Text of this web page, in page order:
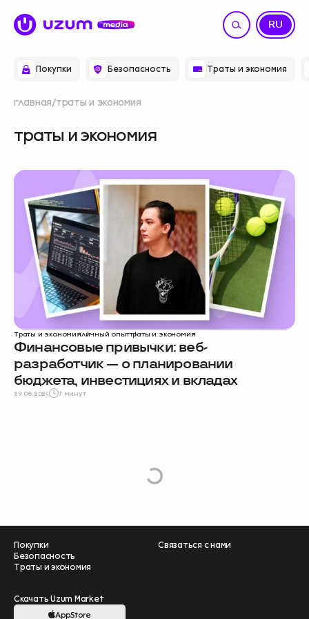
Покупки Безопасность Траты и экономия
RU
UZ
главная траты и экономия
траты и экономия
Траты и экономияличный опыттраты и экономия
Финансовые привычки: веб-
разработчик — о планировании
бюджета, инвестициях и вкладах
29.08.2024 7 минут
L
o
a
d
M
o
r
e
Покупки
Безопасность
Траты и экономия
Связаться с нами
Скачать Uzum Market
AppStore